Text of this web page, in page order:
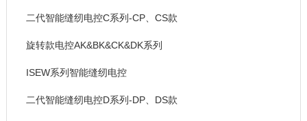
二代智能缝纫电控C系列-CP、CS款
旋转款电控AK&BK&CK&DK系列
ISEW系列智能缝纫电控
二代智能缝纫电控D系列-DP、DS款